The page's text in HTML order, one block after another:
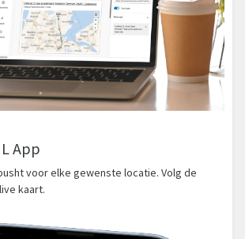
App
voor elke gewenste locatie. Volg de
kaart.